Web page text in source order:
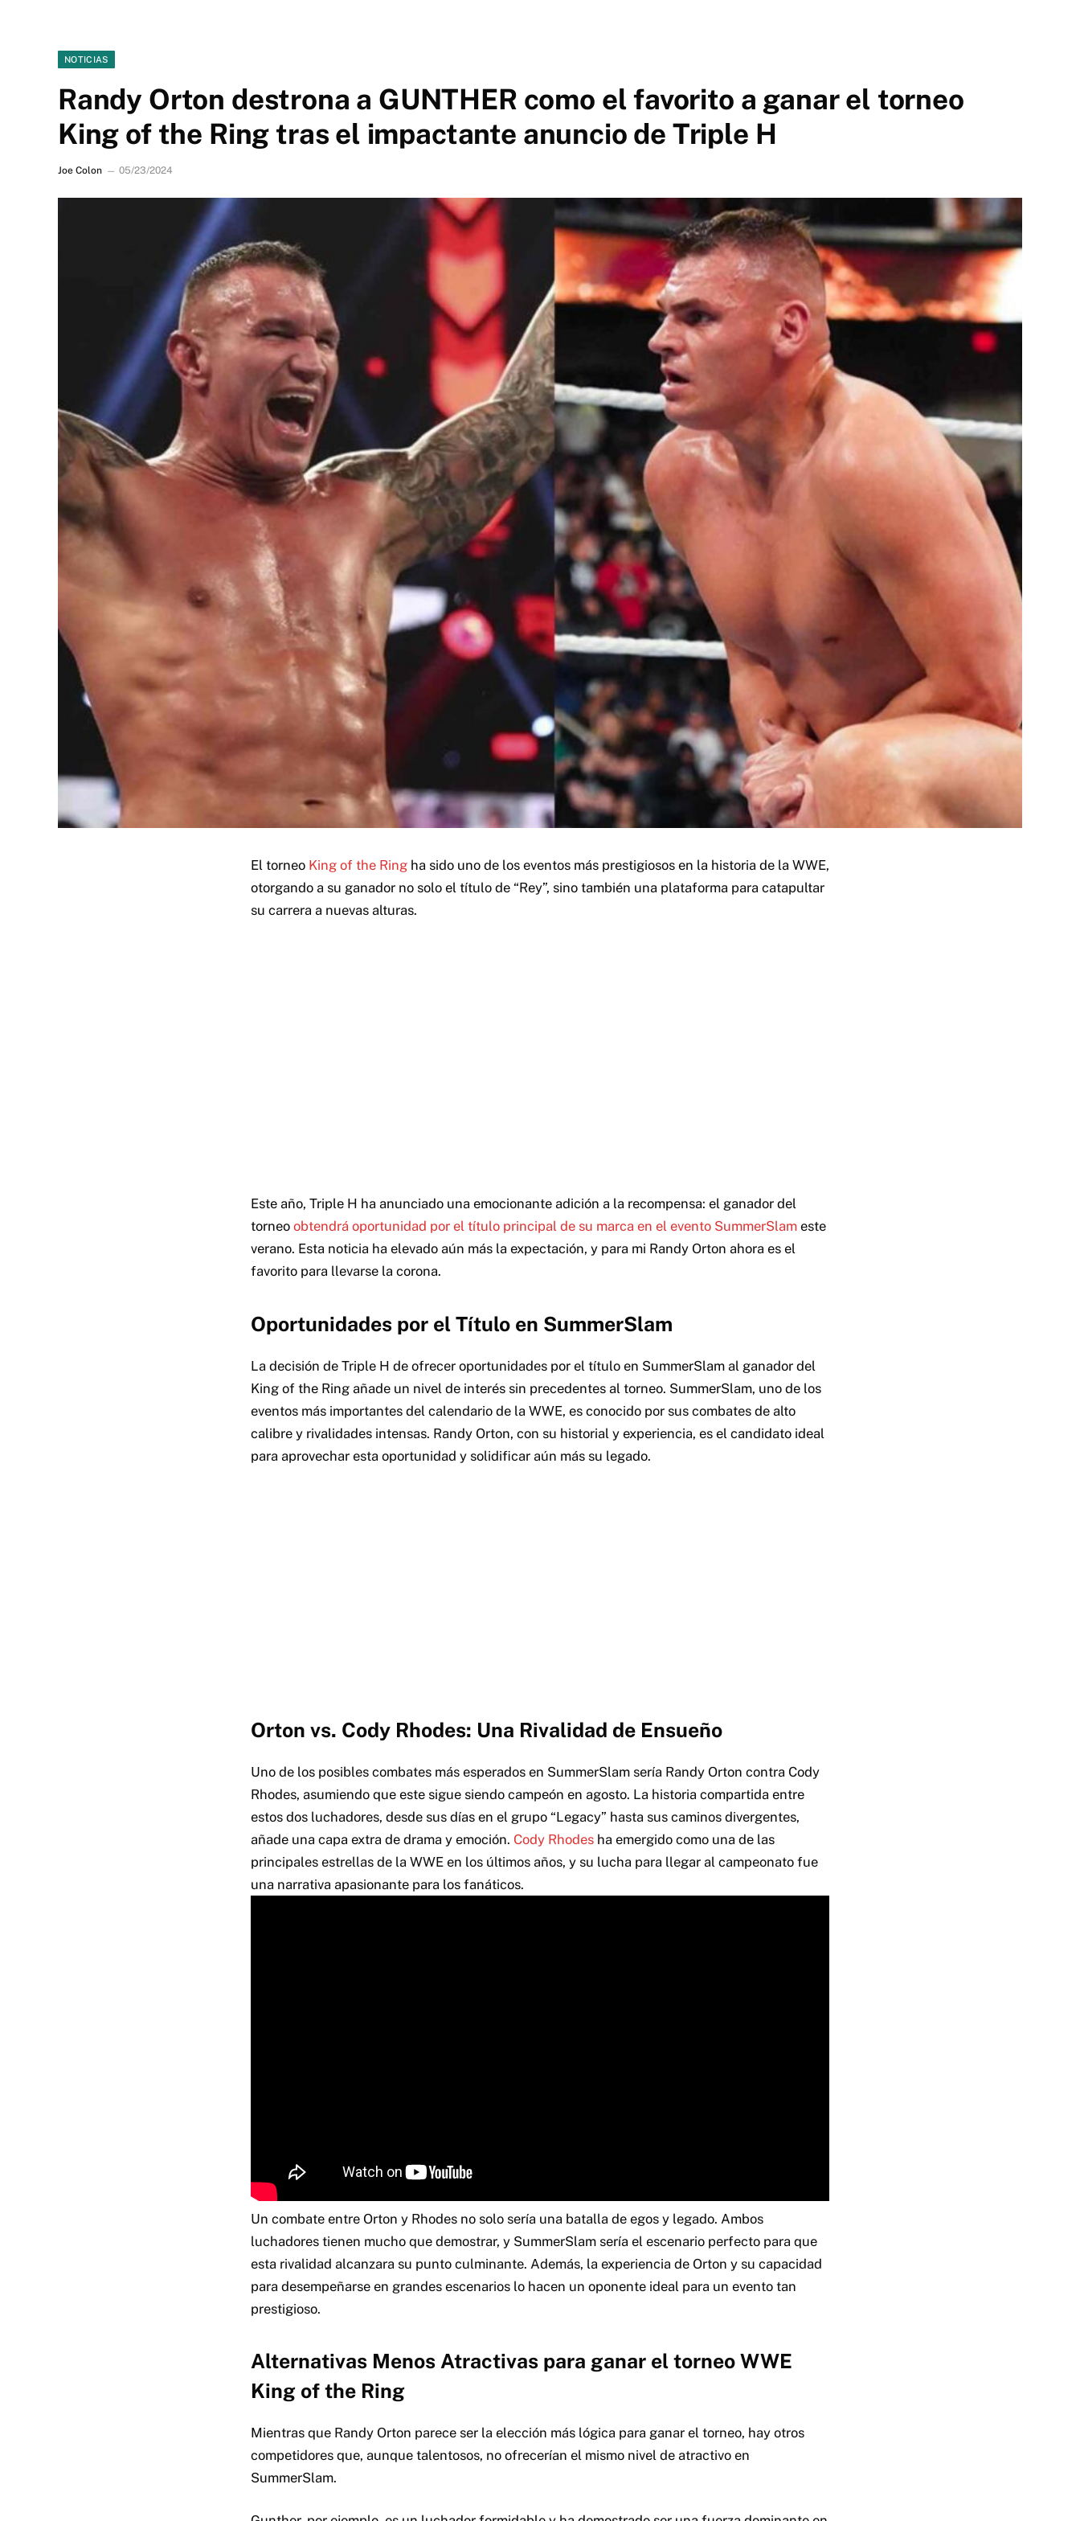
NOTICIAS
Randy Orton destrona a GUNTHER como el favorito a ganar el torneo
King of the Ring tras el impactante anuncio de Triple H
Joe Colon 05/23/2024
El torneo King of the Ring ha sido uno de los eventos más prestigiosos en la historia de la WWE,
otorgando a su ganador no solo el título de “Rey”, sino también una plataforma para catapultar
su carrera a nuevas alturas.
Este año, Triple H ha anunciado una emocionante adición a la recompensa: el ganador del
torneo obtendrá oportunidad por el título principal de su marca en el evento SummerSlam este
verano. Esta noticia ha elevado aún más la expectación, y para mi Randy Orton ahora es el
favorito para llevarse la corona.
Oportunidades por el Título en SummerSlam
La decisión de Triple H de ofrecer oportunidades por el título en SummerSlam al ganador del
King of the Ring añade un nivel de interés sin precedentes al torneo. SummerSlam, uno de los
eventos más importantes del calendario de la WWE, es conocido por sus combates de alto
calibre y rivalidades intensas. Randy Orton, con su historial y experiencia, es el candidato ideal
para aprovechar esta oportunidad y solidificar aún más su legado.
Orton vs. Cody Rhodes: Una Rivalidad de Ensueño
Uno de los posibles combates más esperados en SummerSlam sería Randy Orton contra Cody
Rhodes, asumiendo que este sigue siendo campeón en agosto. La historia compartida entre
estos dos luchadores, desde sus días en el grupo “Legacy” hasta sus caminos divergentes,
añade una capa extra de drama y emoción. Cody Rhodes ha emergido como una de las
principales estrellas de la WWE en los últimos años, y su lucha para llegar al campeonato fue
una narrativa apasionante para los fanáticos.
Un combate entre Orton y Rhodes no solo sería una batalla de egos y legado. Ambos
luchadores tienen mucho que demostrar, y SummerSlam sería el escenario perfecto para que
esta rivalidad alcanzara su punto culminante. Además, la experiencia de Orton y su capacidad
para desempeñarse en grandes escenarios lo hacen un oponente ideal para un evento tan
prestigioso.
Alternativas Menos Atractivas para ganar el torneo WWE
King of the Ring
Mientras que Randy Orton parece ser la elección más lógica para ganar el torneo, hay otros
competidores que, aunque talentosos, no ofrecerían el mismo nivel de atractivo en
SummerSlam.